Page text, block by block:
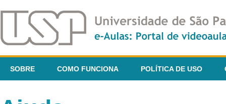
SOBRE COMO FUNCIONA POLÍTICA DE USO